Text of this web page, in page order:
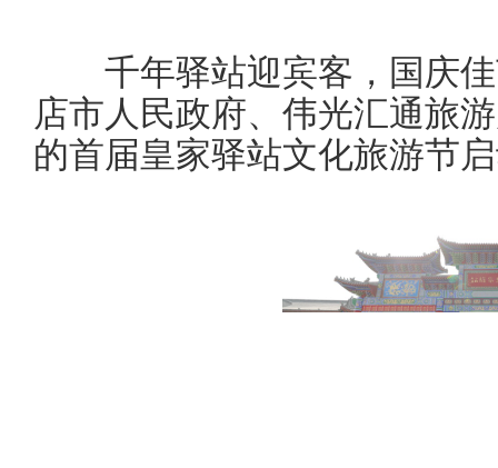
千年驿站迎宾客，国庆佳
店市人民政府、伟光汇通旅
的首届皇家驿站文化旅游节